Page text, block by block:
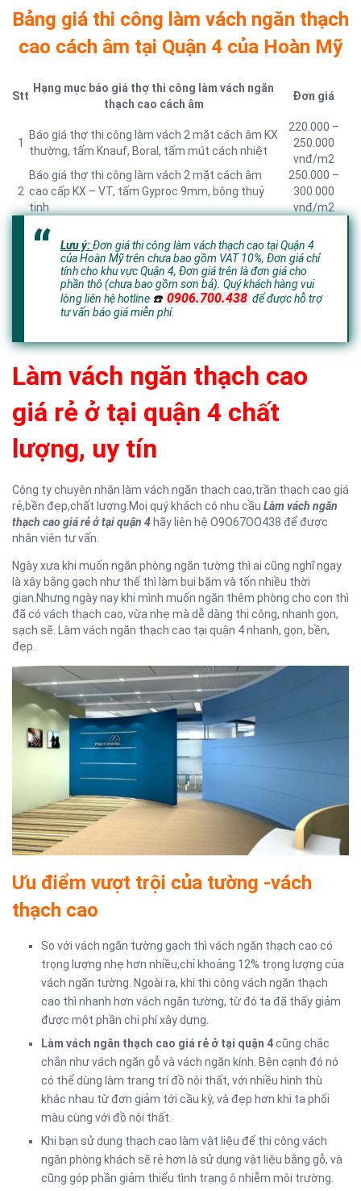
Bảng giá thi công làm vách ngăn thạch
cao cách âm tại Quận 4 của Hoàn Mỹ
Stt
Hạng mục báo giá thợ thi công làm vách ngăn
thạch cao cách âm
Đơn giá
1
Báo giá thợ thi công làm vách 2 mặt cách âm KX
thường, tấm Knauf, Boral, tấm mút cách nhiệt
220.000 –
250.000
vnđ/m2
2
Báo giá thợ thi công làm vách 2 mặt cách âm
cao cấp KX – VT, tấm Gyproc 9mm, bông thuỷ
tinh
250.000 –
300.000
vnđ/m2
Lưu ý:Đơn giá thi công làm vách thạch cao tại Quận 4
của Hoàn Mỹ trên chưa bao gồm VAT 10%, Đơn giá chỉ
tính cho khu vực Quận 4, Đơn giá trên là đơn giá cho
phần thô (chưa bao gồm sơn bả). Quý khách hàng vui
lòng liên hệ hotline ☎️ 0906.700.438 để được hỗ trợ
tư vấn báo giá miễn phí.
Làm vách ngăn thạch cao
giá rẻ ở tại quận 4 chất
lượng, uy tín
Công ty chuyên nhận làm vách ngăn thạch cao,trần thạch cao giá
rẻ,bền đẹp,chất lượng.Moị quý khách có nhu cầu Làm vách ngăn
thạch cao giá rẻ ở tại quận 4 hãy liên hệ O9O67OO438 để được
nhân viên tư vấn.
Ngày xưa khi muốn ngăn phòng ngăn tường thì ai cũng nghĩ ngay
là xây bằng gạch như thế thì làm bụi bặm và tốn nhiều thời
gian.Nhưng ngày nay khi mình muốn ngăn thêm phòng cho con thì
đã có vách thạch cao, vừa nhẹ mà dễ dàng thi công, nhanh gọn,
sạch sẽ. Làm vách ngăn thạch cao tại quận 4 nhanh, gọn, bền,
đẹp.
Ưu điểm vượt trội của tường -vách
thạch cao
So với vách ngăn tường gạch thì vách ngăn thạch cao có
trọng lượng nhẹ hơn nhiều,chỉ khoảng 12% trọng lượng của
vách ngăn tường. Ngoài ra, khi thi công vách ngăn thạch
cao thì nhanh hơn vách ngăn tường, từ đó ta đã thấy giảm
được một phần chi phí xây dựng.
Làm vách ngăn thạch cao giá rẻ ở tại quận 4cũng chắc
chắn như vách ngăn gỗ và vách ngăn kính. Bên cạnh đó nó
có thể dùng làm trang trí đồ nội thất, với nhiều hình thù
khác nhau từ đơn giảm tới cầu kỳ, và đẹp hơn khi ta phối
màu cùng với đồ nội thất.
Khi bạn sử dụng thạch cao làm vật liệu để thi công vách
ngăn phòng khách sẽ rẻ hơn là sử dụng vật liệu bằng gỗ, và
cũng góp phần giảm thiểu tình trạng ô nhiễm môi trường.